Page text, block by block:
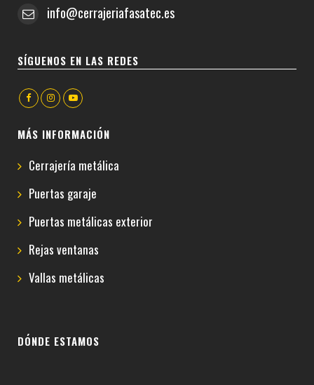
info@cerrajeriafasatec.es
SÍGUENOS EN LAS REDES
MÁS INFORMACIÓN
Cerrajería metálica
Puertas garaje
Puertas metálicas exterior
Rejas ventanas
Vallas metálicas
DÓNDE ESTAMOS